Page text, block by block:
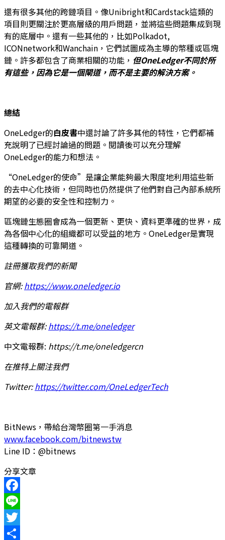
還有很多其他的跨鏈項目。像Unibright和Cardstack這類的
項目則更關注於更高層級的用戶問題，並將這些問題集成到現
有的底層中。還有一些其他的，比如Polkadot,
ICONnetwork和Wanchain，它們試圖成為主導的幣種或區塊
鏈。許多都包含了商業相關的功能， 但OneLedger不同於所
有這些，因為它是一個閘道，而不是主要的解決方案。
總結
OneLedger的白皮書中還討論了許多其他的特性，它們都補
充說明了已經討論過的問題。閱讀後可以充分理解
OneLedger的能力和想法。
“OneLedger的使命”是讓企業能夠最大限度地利用這些新
的去中心化技術，但同時也仍然提供了他們對自己內部系統所
期望的必要的安全性和控制力。
區塊鏈生態圈會成為一個更新、更快、資料更準確的世界，成
為各個中心化的組織都可以受益的地方。OneLedger是實現
這種轉換的可靠閘道。
註冊獲取我們的新聞
官網:https://www.oneledger.io
加入我們的電報群
英文電報群:https://t.me/oneledger
中文電報群: https://t.me/oneledgercn
在推特上關注我們
Twitter:https://twitter.com/OneLedgerTech
BitNews，帶給台灣幣圈第一手消息
www.facebook.com/bitnewstw
Line ID：@bitnews
分享文章
Facebook
Line
Twitter